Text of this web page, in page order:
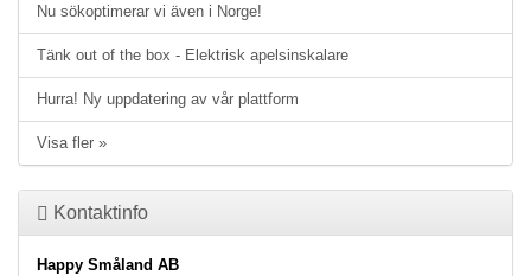
Nu sökoptimerar vi även i Norge!
Tänk out of the box - Elektrisk apelsinskalare
Hurra! Ny uppdatering av vår plattform
Visa fler »
Kontaktinfo
Happy Småland AB